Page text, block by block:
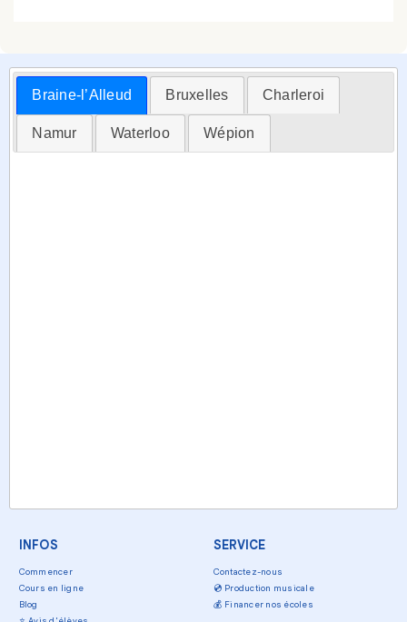
Braine-l’Alleud Bruxelles Charleroi
Namur Waterloo Wépion
INFOS
Commencer
Cours en ligne
Blog
SERVICE
Contactez-nous
💿 Production musicale
💰 Financer nos écoles